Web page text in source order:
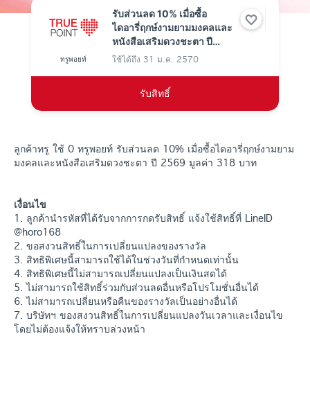
รับส่วนลด 10% เมื่อซื้อ
ไดอารี่ฤกษ์งามยามมงคลและ
หนังสือเสริมดวงชะตา ปี
2569 มูลค่า 318 บาท ใช้ 0
ทรูพอยท์ ใช้ได้ถึง 31 ม.ค. 2570
รับสิทธิ์
ลูกค้าทรู ใช้ 0 ทรูพอยท์ รับส่วนลด 10% เมื่อซื้อไดอารี่ฤกษ์งามยาม
มงคลและหนังสือเสริมดวงชะตา ปี 2569 มูลค่า 318 บาท
เงื่อนไข
1. ลูกค้านำรหัสที่ได้รับจากการกดรับสิทธิ์ แจ้งใช้สิทธิ์ที่ LineID
@horo168
2. ขอสงวนสิทธิ์ในการเปลี่ยนแปลงของรางวัล
3. สิทธิพิเศษนี้สามารถใช้ได้ในช่วงวันที่กำหนดเท่านั้น
4. สิทธิพิเศษนี้ไม่สามารถเปลี่ยนแปลงเป็นเงินสดได้
5. ไม่สามารถใช้สิทธิ์ร่วมกับส่วนลดอื่นหรือโปรโมชั่นอื่นได้
6. ไม่สามารถเปลี่ยนหรือคืนของรางวัลเป็นอย่างอื่นได้
7. บริษัทฯ ของสงวนสิทธิ์ในการเปลี่ยนแปลงวันเวลาและเงื่อนไข
โดยไม่ต้องแจ้งให้ทราบล่วงหน้า